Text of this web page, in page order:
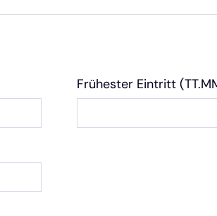
Frühester Eintritt